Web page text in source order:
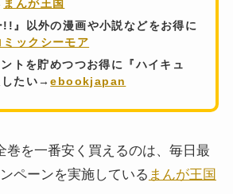
まんが王国
!!』以外の漫画や小説などをお得に
ミックシーモア
トを貯めつつお得に『ハイキュ
したい→ebookjapan
巻を一番安く買えるのは、毎日最
ペーンを実施している まんが王国